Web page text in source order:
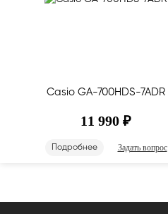
Casio GA-700HDS-7ADR
11 990 ₽
Подробнее Задать вопрос